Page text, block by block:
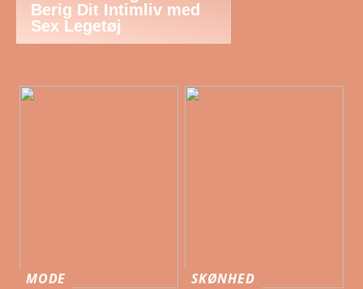
Berig Dit Intimliv med
Sex Legetøj
MODE
SKØNHED